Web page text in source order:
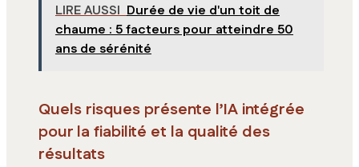
LIRE AUSSI Durée de vie d'un toit de
chaume : 5 facteurs pour atteindre 50
ans de sérénité
Quels risques présente l’IA intégrée
pour la fiabilité et la qualité des
résultats